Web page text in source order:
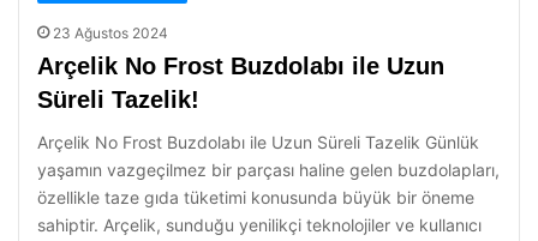
23 Ağustos 2024
Arçelik No Frost Buzdolabı ile Uzun
Süreli Tazelik!
Arçelik No Frost Buzdolabı ile Uzun Süreli Tazelik Günlük
yaşamın vazgeçilmez bir parçası haline gelen buzdolapları,
özellikle taze gıda tüketimi konusunda büyük bir öneme
sahiptir. Arçelik, sunduğu yenilikçi teknolojiler ve kullanıcı